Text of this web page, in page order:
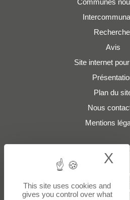
Communes
Avis
Site internet
Plan du
Nous
Mentions
Adresses-
Services :
Liste des adresses e-mails
Liste des adresses e-mails des
-Création ou refonte du site
This site uses cookies and
gives you control over what
X